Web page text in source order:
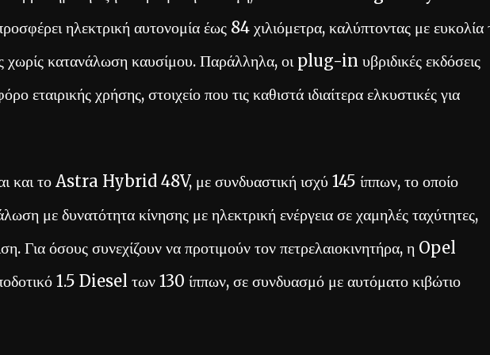
ηλεκτρική αυτονομία έως 84 χιλιόμετρα, καλύπτοντας με ευκολία
χωρίς κατανάλωση καυσίμου. Παράλληλα, οι plug-in υβριδικές εκδόσεις
εταιρικής χρήσης, στοιχείο που τις καθιστά ιδιαίτερα ελκυστικές για
και το Astra Hybrid 48V, με συνδυαστική ισχύ 145 ίππων, το οποίο
με δυνατότητα κίνησης με ηλεκτρική ενέργεια σε χαμηλές ταχύτητες,
Για όσους συνεχίζουν να προτιμούν τον πετρελαιοκινητήρα, η Opel
1.5 Diesel των 130 ίππων, σε συνδυασμό με αυτόματο κιβώτιο